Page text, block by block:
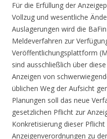
Für die Erfüllung der
Vollzug und wesentliche
Auslagerungen wird die
Meldeverfahren zur
Veröffentlichungsplattform
sind ausschließlich über
Anzeigen von
üblichen Weg der Aufsicht
Planungen soll das neue
gesetzlichen Pflicht zur
Konkretisierung dieser
Anzeigenverordnungen zu